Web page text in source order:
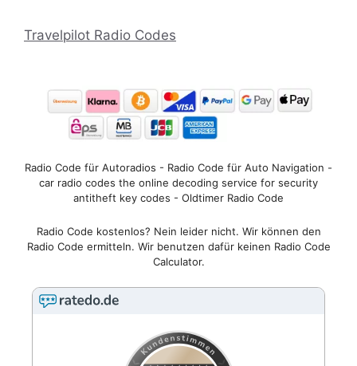
Travelpilot Radio Codes
Radio Code für Autoradios - Radio Code für Auto Navigation -
car radio codes the online decoding service for security
antitheft key codes - Oldtimer Radio Code
Radio Code kostenlos? Nein leider nicht. Wir können den
Radio Code ermitteln. Wir benutzen dafür keinen Radio Code
Calculator.